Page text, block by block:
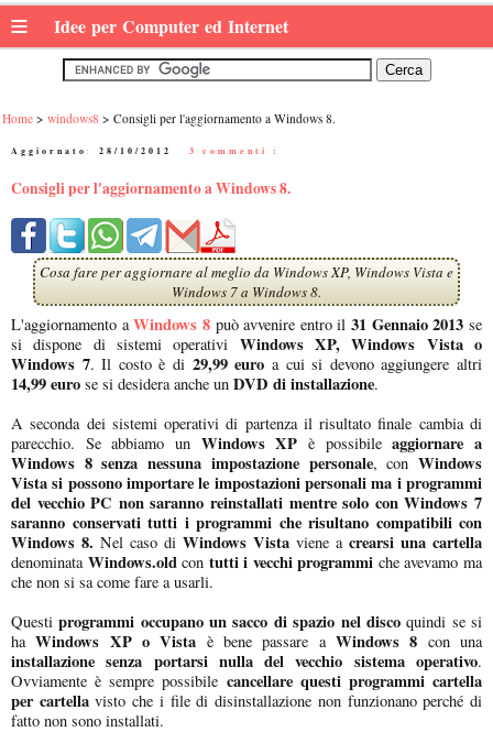
≡ Idee per Computer ed Internet
Home windows8 Consigli per l'aggiornamento a Windows 8.
Aggiornato: 28/10/2012 3 commenti :
Consigli per l'aggiornamento a Windows 8.
Cosa fare per aggiornare al meglio da Windows XP, Windows Vista e
Windows 7 a Windows 8.
L'aggiornamento aWindows 8può avvenire entro il31 Gennaio 2013 se
si dispone di sistemi operativi Windows XP, Windows Vista o
Windows 7. Il costo è di 29,99 euro a cui si devono aggiungere altri
14,99 euro se si desidera anche un DVD di installazione.
A seconda dei sistemi operativi di partenza il risultato finale cambia di
parecchio. Se abbiamo un Windows XP è possibileaggiornare a
Windows 8 senza nessuna impostazione personale, conWindows
Vista si possono importare le impostazioni personali ma i programmi
del vecchio PC non saranno reinstallati mentre solo con Windows 7
saranno conservati tutti i programmi che risultano compatibili con
Windows 8. Nel caso di Windows Vista viene a crearsi una cartella
denominata Windows.oldcon tutti i vecchi programmi che avevamo ma
che non si sa come fare a usarli.
Questiprogrammi occupano un sacco di spazio nel discoquindi se si
haWindows XP o Vista è bene passare aWindows 8 con una
installazione senza portarsi nulla del vecchio sistema operativo.
Ovviamente è sempre possibile cancellare questi programmi cartella
per cartellavisto che i file di disinstallazione non funzionano perché di
fatto non sono installati.